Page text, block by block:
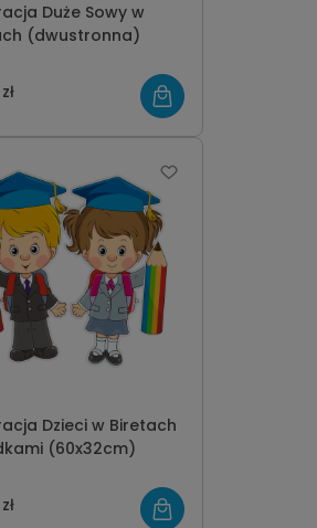
Duże Sowy w
(dwustronna)
Dzieci w Biretach
(60x32cm)